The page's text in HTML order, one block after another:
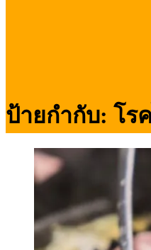
ป้ายกำกับ: โร